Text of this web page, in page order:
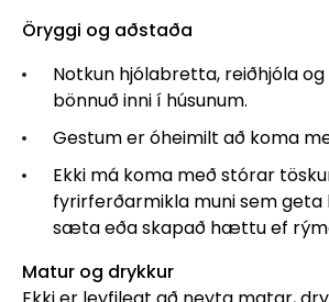
Öryggi og aðstaða
Notkun hjólabretta, reiðhjóla
bönnuð inni í húsunum.
Gestum er óheimilt að koma
Ekki má koma með stórar
fyrirferðarmikla muni sem geta
sæta eða skapað hættu ef
Matur og drykkur